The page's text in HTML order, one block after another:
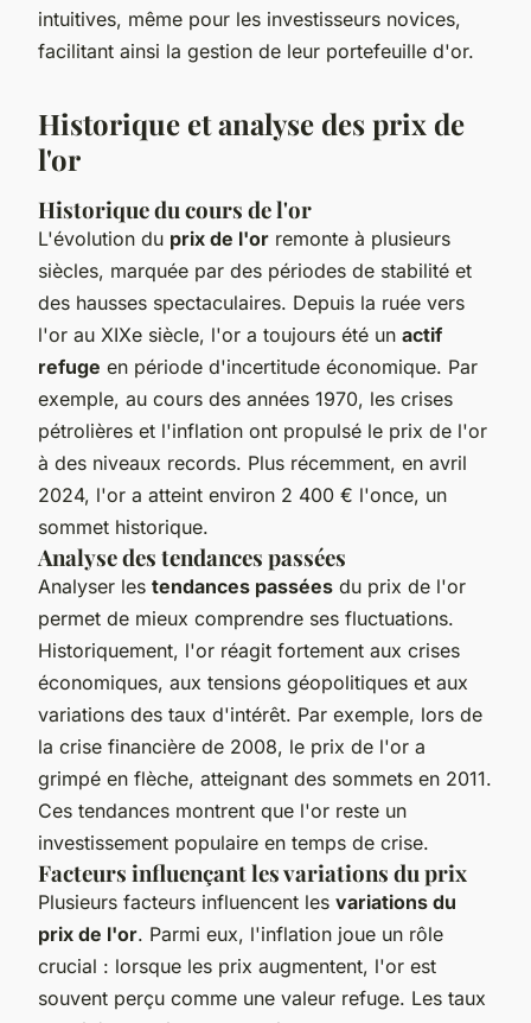
intuitives, même pour les investisseurs novices,
facilitant ainsi la gestion de leur portefeuille d'or.
Historique et analyse des prix de
l'or
Historique du cours de l'or
L'évolution du prix de l'or remonte à plusieurs
siècles, marquée par des périodes de stabilité et
des hausses spectaculaires. Depuis la ruée vers
l'or au XIXe siècle, l'or a toujours été un actif
refuge en période d'incertitude économique. Par
exemple, au cours des années 1970, les crises
pétrolières et l'inflation ont propulsé le prix de l'or
à des niveaux records. Plus récemment, en avril
2024, l'or a atteint environ 2 400 € l'once, un
sommet historique.
Analyse des tendances passées
Analyser les tendances passées du prix de l'or
permet de mieux comprendre ses fluctuations.
Historiquement, l'or réagit fortement aux crises
économiques, aux tensions géopolitiques et aux
variations des taux d'intérêt. Par exemple, lors de
la crise financière de 2008, le prix de l'or a
grimpé en flèche, atteignant des sommets en 2011.
Ces tendances montrent que l'or reste un
investissement populaire en temps de crise.
Facteurs influençant les variations du prix
Plusieurs facteurs influencent les variations du
prix de l'or. Parmi eux, l'inflation joue un rôle
crucial : lorsque les prix augmentent, l'or est
souvent perçu comme une valeur refuge. Les taux